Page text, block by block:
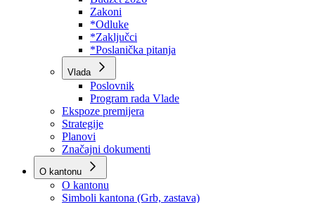
Poslovnik
Program rada Skupštine
Budžet 2026
Zakoni
*Odluke
*Zaključci
*Poslanička pitanja
Vlada
Poslovnik
Program rada Vlade
Ekspoze premijera
Strategije
Planovi
Značajni dokumenti